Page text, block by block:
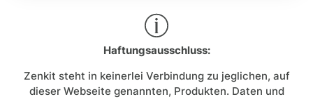
Haftungsausschluss:
Zenkit steht in keinerlei Verbindung zu jeglichen, auf
dieser Webseite genannten, Produkten. Daten und